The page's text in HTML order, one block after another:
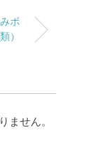
ボ
）
ません。